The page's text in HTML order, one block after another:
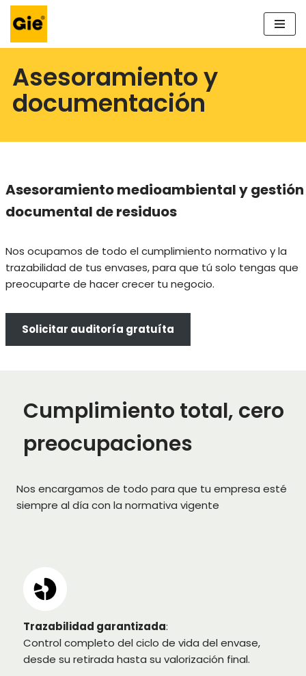
contenido
Asesoramiento y
documentación
Asesoramiento medioambiental y gestión
documental de residuos
Nos ocupamos de todo el cumplimiento normativo y la
trazabilidad de tus envases, para que tú solo tengas que
preocuparte de hacer crecer tu negocio.
Solicitar auditoría gratuíta
Cumplimiento total, cero
preocupaciones
Nos encargamos de todo para que tu empresa esté
siempre al día con la normativa vigente
Trazabilidad garantizada:
Control completo del ciclo de vida del envase,
desde su retirada hasta su valorización final.